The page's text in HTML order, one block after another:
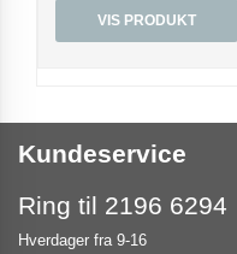
VIS PRODUKT
Kundeservice
Ring til 2196 6294
Hverdager fra 9-16